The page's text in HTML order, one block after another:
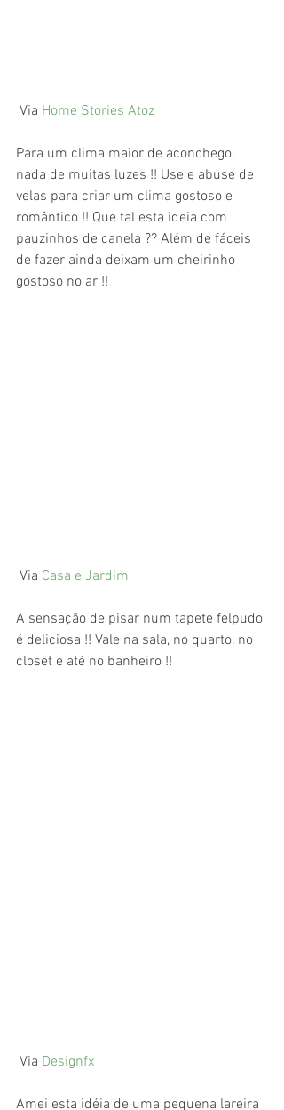
Via Home Stories Atoz
Para um clima maior de aconchego,
nada de muitas luzes !! Use e abuse de
velas para criar um clima gostoso e
romântico !! Que tal esta ideia com
pauzinhos de canela ?? Além de fáceis
de fazer ainda deixam um cheirinho
gostoso no ar !!
Via Casa e Jardim
A sensação de pisar num tapete felpudo
é deliciosa !! Vale na sala, no quarto, no
closet e até no banheiro !!
Via Designfx
Amei esta idéia de uma pequena lareira